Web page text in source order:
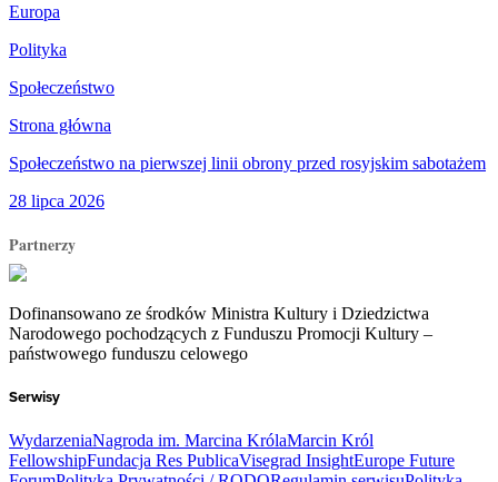
Europa
Polityka
Społeczeństwo
Strona główna
Społeczeństwo na pierwszej linii obrony przed rosyjskim sabotażem
28 lipca 2026
Partnerzy
Dofinansowano ze środków Ministra Kultury i Dziedzictwa
Narodowego pochodzących z Funduszu Promocji Kultury –
państwowego funduszu celowego
Serwisy
WydarzeniaNagroda im. Marcina KrólaMarcin Król
FellowshipFundacja Res PublicaVisegrad InsightEurope Future